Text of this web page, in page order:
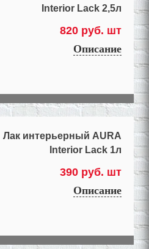
Interior Lack 2,5л
820 руб. шт
Описание
Лак интерьерный AURA
Interior Lack 1л
390 руб. шт
Описание